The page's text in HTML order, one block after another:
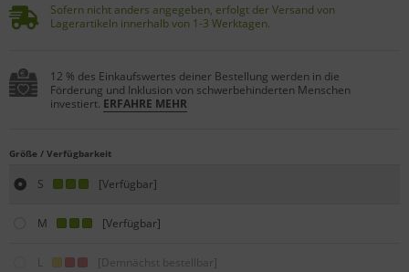
Sofern nicht anders angegeben, erfolgt der Versand von
Lagerartikeln innerhalb von 1-3 Werktagen.
12 % des Einkaufswertes deiner Bestellung werden in die
Förderung und Inklusion von schwerbehinderten Menschen
investiert. ERFAHRE MEHR
Größe / Verfügbarkeit
S [Verfügbar]
M [Verfügbar]
L [Demnächst bestellbar]